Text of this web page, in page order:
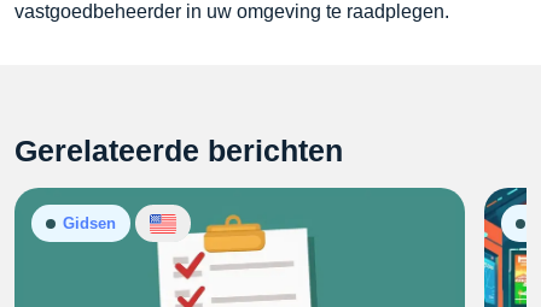
vastgoedbeheerder in uw omgeving te raadplegen.
Gerelateerde berichten
Gidsen